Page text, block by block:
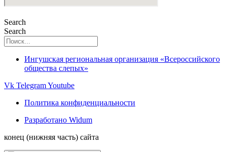
Search
Search
Ингушская региональная организация «Всероссийского
общества слепых»
Vk TelegramYoutube
Политика конфиденциальности
Разработано Widum
конец (нижняя часть) сайта